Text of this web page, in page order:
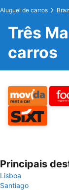
Aluguel de carros
Três
carros
Principais
Lisboa
Santiago